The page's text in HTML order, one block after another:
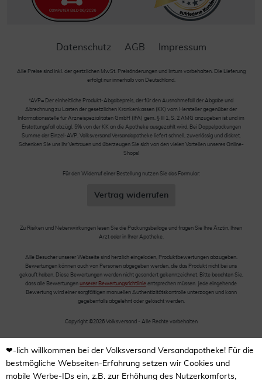
Datenschutz AGB Impressum
Alle Preise sind inkl. der gestzlichen MwSt. Preisänderungen und Irrtum vorbehalten. Die Lieferung
erfolgt nur innerhalb von Deutschland.
*AVP= Der einheitliche Produkt-Abgabepreis, der für den Ausnahmefall der Abgabe und
Abrechnung zu Lasten der gesetzlichen Krankenkassen (KK) vom Hersteller gegenüber der
Informationsstelle für Arzneispezialitäten GmbH (IFA) gem. § III 1, S. 2 AMG anzugeben ist und im
Erstattungsfall abzügl. 5% von der KK an die Apotheke ausgezahlt wird. Bei Doppelpackungen
Summe der Einzel-AVP. Volksversand Versandapotheke liefert schnell, zuverlässig und diskret.
Schenken Sie uns Ihr Vertrauen und überzeugen Sie sich von den vielen Vorteilen unseres Online-
Shops!
Für den Widerruf einer Bestellung nutzen Sie das Formular:
Vertrag widerrufen
Zu Risiken und Nebenwirkungen lesen Sie die Packungsbeilage und fragen Sie Ihre Ärztin, Ihren
Arzt oder in Ihrer Apotheke.
Alle Besucher unserer Webseite sind herzlich eingeladen, Produktbewertungen abzugeben.
Bewertungen können auch von Personen abgegeben werden, die das Produkt nicht bei uns
gekauft haben. Diese Bewertungen werden nicht gesondert gekennzeichnet. Bitte beachten Sie,
dass alle Bewertungen unserer Bewertungsrichtlinie entsprechen müssen. Jede eingehende
Bewertung wird einer sorgfältigen manuellen Authentizitätskontrolle unterzogen und kann
gegebenfalls abgelehnt oder gelöscht werden.
Copyright ©2026 Volksversand - Alle Rechte vorbehalten
❤-lich willkommen bei der Volksversand Versandapotheke! Für die
bestmögliche Webseiten-Erfahrung setzen wir Cookies und
mobile Werbe-IDs ein, z.B. zur Erhöhung des Nutzerkomforts,